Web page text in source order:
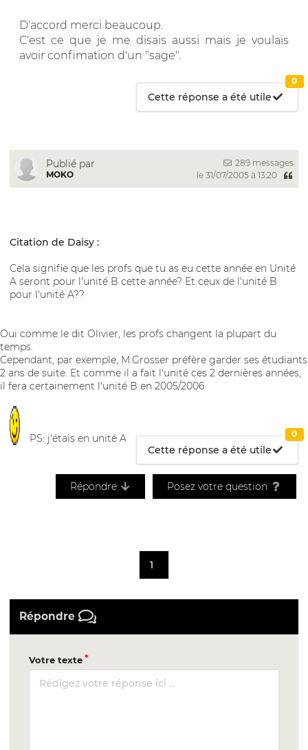
D'accord merci beaucoup.
C'est ce que je me disais aussi mais je voulais
avoir confimation d'un "sage".
Cette réponse a été utile
0
Publié par
MOKO
289 messages
le 31/07/2005 à 13:20
Citation de Daisy :
Cela signifie que les profs que tu as eu cette année en Unité
A seront pour l'unité B cette année? Et ceux de l'unité B
pour l'unité A??
Oui comme le dit Olivier, les profs changent la plupart du
temps.
Cependant, par exemple, M.Grosser préfère garder ses étudiants
2 ans de suite. Et comme il a fait l'unité ces 2 dernières années,
il fera certainement l'unité B en 2005/2006
PS: j'étais en unité A
Cette réponse a été utile
0
Répondre Posez votre question
1
Répondre
Votre texte